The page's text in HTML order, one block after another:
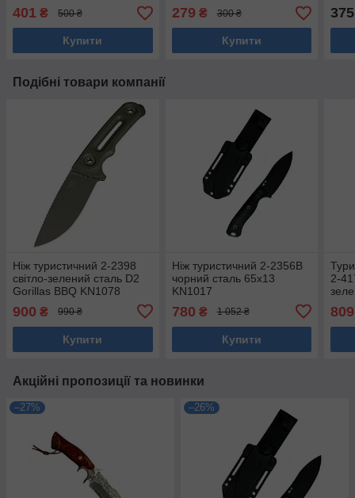
401 ₴ 500 ₴
Купити
279 ₴ 300 ₴
Купити
375
Подібні товари компанії
Ніж туристичний 2-2398
світло-зелений сталь D2
Gorillas BBQ KN1078
900 ₴ 990 ₴
Купити
Ніж туристичний 2-2356В
чорний сталь 65х13
KN1017
780 ₴ 1 052 ₴
Купити
2-
809
Акційні пропозиції та новинки
–27% –26%